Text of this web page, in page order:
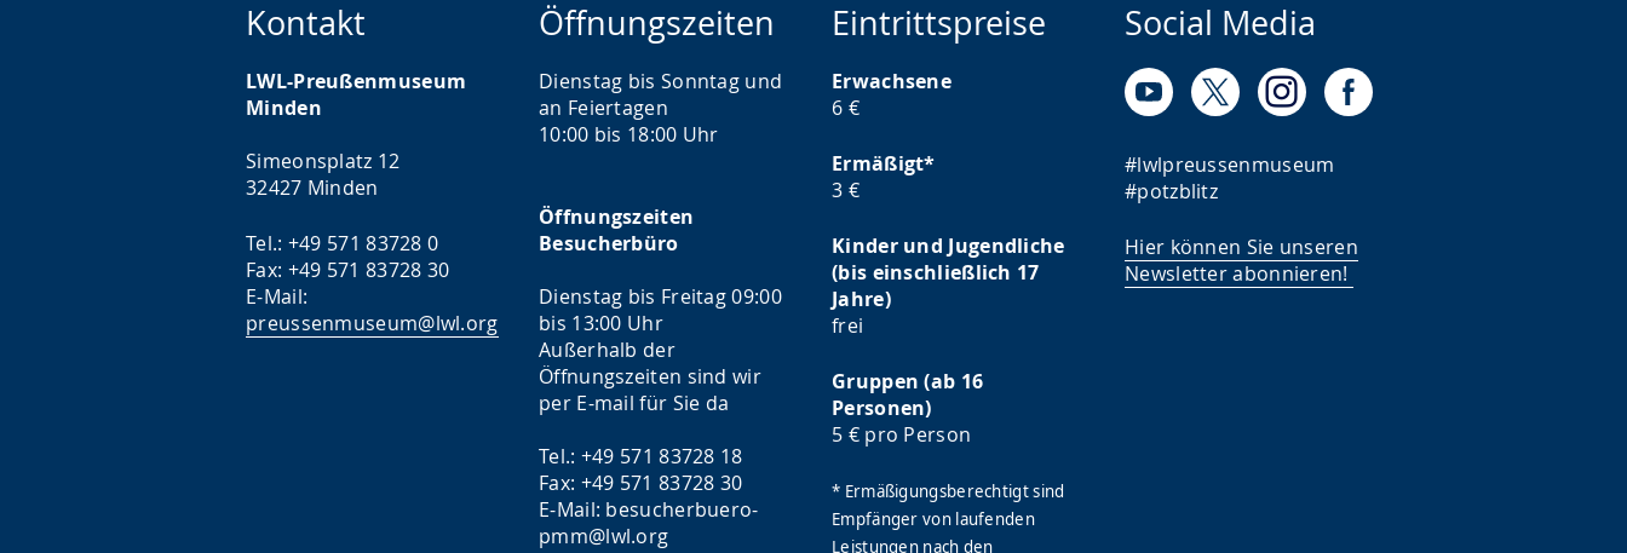
Kontakt
LWL-Preußenmuseum
Minden
Simeonsplatz 12
32427 Minden
Tel.: +49 571 83728 0
Fax: +49 571 83728 30
E-Mail:
preussenmuseum@lwl.org
Öffnungszeiten
Dienstag bis Sonntag und
an Feiertagen
10:00 bis 18:00 Uhr
Öffnungszeiten
Besucherbüro
Dienstag bis Freitag 09:00
bis 13:00 Uhr
Außerhalb der
Öffnungszeiten sind wir
per E-mail für Sie da
Tel.: +49 571 83728 18
Fax: +49 571 83728 30
E-Mail: besucherbuero-
pmm@lwl.org
Eintrittspreise
Erwachsene
6 €
Ermäßigt*
3 €
Kinder und Jugendliche
(bis einschließlich 17
Jahre)
frei
Gruppen (ab 16
Personen)
5 € pro Person
* Ermäßigungsberechtigt sind
Empfänger von laufenden
Leistungen nach den
Social Media
#lwlpreussenmuseum
#potzblitz
Hier können Sie unseren
Newsletter abonnieren!